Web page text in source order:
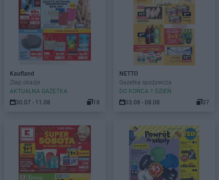
Kaufland
Złap okazje
AKTUALNA GAZETKA
30.07 - 11.08
18
NETTO
Gazetka spożywcza
DO KOŃCA 1 DZIEŃ
03.08 - 08.08
37